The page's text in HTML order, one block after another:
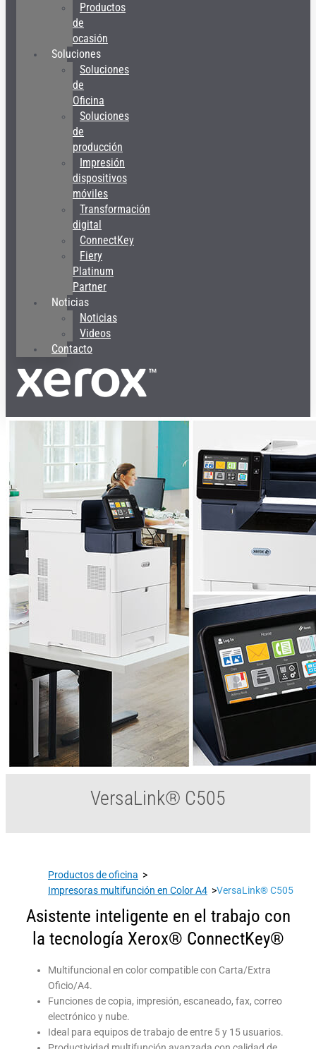
Productos
de
ocasión
Soluciones
Soluciones
de
Oficina
Soluciones
de
producción
Impresión
dispositivos
móviles
Transformación
digital
ConnectKey
Fiery
Platinum
Partner
Noticias
Noticias
Videos
Contacto
VersaLink® C505
Productos de oficina >
Impresoras multifunción en Color A4 >VersaLink® C505
Asistente inteligente en el trabajo con
la tecnología Xerox® ConnectKey®
Multifuncional en color compatible con Carta/Extra
Oficio/A4.
Funciones de copia, impresión, escaneado, fax, correo
electrónico y nube.
Ideal para equipos de trabajo de entre 5 y 15 usuarios.